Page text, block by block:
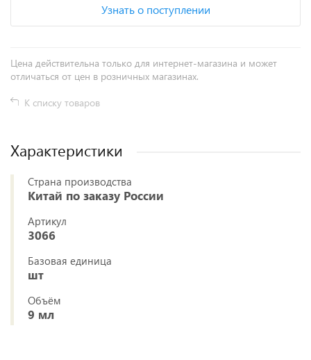
Узнать о поступлении
Цена действительна только для интернет-магазина и может
отличаться от цен в розничных магазинах.
К списку товаров
Характеристики
Страна производства
Китай по заказу России
Артикул
3066
Базовая единица
шт
Объём
9 мл